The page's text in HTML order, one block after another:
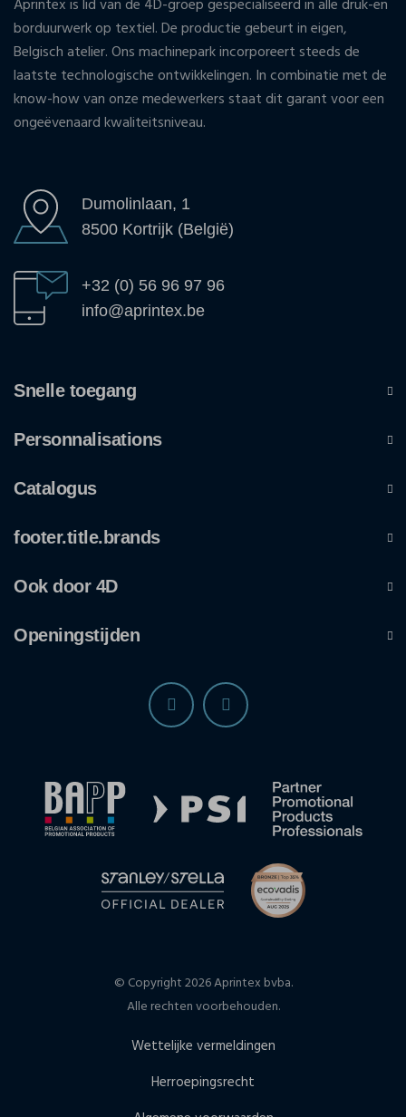
Aprintex is lid van de 4D-groep gespecialiseerd in alle druk-en
borduurwerk op textiel. De productie gebeurt in eigen,
Belgisch atelier. Ons machinepark incorporeert steeds de
laatste technologische ontwikkelingen. In combinatie met de
know-how van onze medewerkers staat dit garant voor een
ongeëvenaard kwaliteitsniveau.
Dumolinlaan, 1
8500 Kortrijk (België)
+32 (0) 56 96 97 96
info@aprintex.be
Snelle toegang
Personnalisations
Catalogus
footer.title.brands
Ook door 4D
Openingstijden
© Copyright 2026 Aprintex bvba.
Alle rechten voorbehouden.
Wettelijke vermeldingen
Herroepingsrecht